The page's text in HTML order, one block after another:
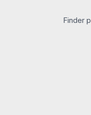
Finder